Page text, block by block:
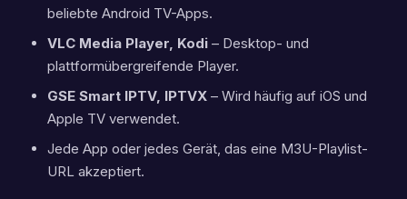
beliebte Android TV-Apps.
VLC Media Player, Kodi – Desktop- und
plattformübergreifende Player.
GSE Smart IPTV, IPTVX – Wird häufig auf iOS und
Apple TV verwendet.
Jede App oder jedes Gerät, das eine M3U-Playlist-
URL akzeptiert.